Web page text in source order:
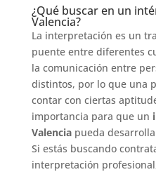
¿Qué buscar en un
Valencia?
La interpretación es un
puente entre diferentes
la comunicación entre
distintos, por lo que una
contar con ciertas
importancia para que un
Valenciapueda
Si estás buscando
interpretación